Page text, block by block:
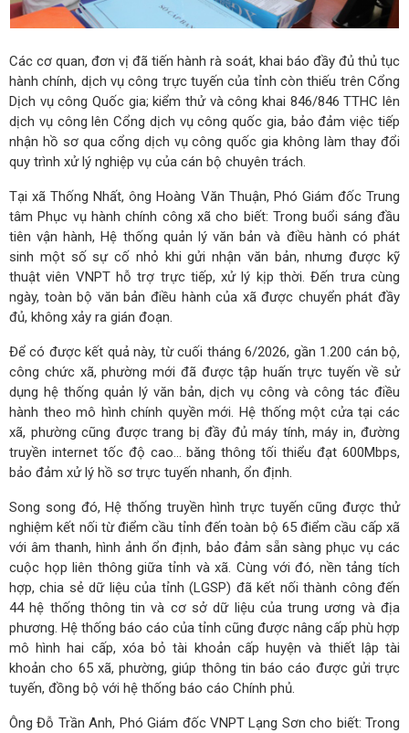
Các cơ quan, đơn vị đã tiến hành rà soát, khai báo đầy đủ thủ tục
hành chính, dịch vụ công trực tuyến của tỉnh còn thiếu trên Cổng
Dịch vụ công Quốc gia; kiểm thử và công khai 846/846 TTHC lên
dịch vụ công lên Cổng dịch vụ công quốc gia, bảo đảm việc tiếp
nhận hồ sơ qua cổng dịch vụ công quốc gia không làm thay đổi
quy trình xử lý nghiệp vụ của cán bộ chuyên trách.
Tại xã Thống Nhất, ông Hoàng Văn Thuận, Phó Giám đốc Trung
tâm Phục vụ hành chính công xã cho biết: Trong buổi sáng đầu
tiên vận hành, Hệ thống quản lý văn bản và điều hành có phát
sinh một số sự cố nhỏ khi gửi nhận văn bản, nhưng được kỹ
thuật viên VNPT hỗ trợ trực tiếp, xử lý kịp thời. Đến trưa cùng
ngày, toàn bộ văn bản điều hành của xã được chuyển phát đầy
đủ, không xảy ra gián đoạn.
Để có được kết quả này, từ cuối tháng 6/2026, gần 1.200 cán bộ,
công chức xã, phường mới đã được tập huấn trực tuyến về sử
dụng hệ thống quản lý văn bản, dịch vụ công và công tác điều
hành theo mô hình chính quyền mới. Hệ thống một cửa tại các
xã, phường cũng được trang bị đầy đủ máy tính, máy in, đường
truyền internet tốc độ cao… băng thông tối thiểu đạt 600Mbps,
bảo đảm xử lý hồ sơ trực tuyến nhanh, ổn định.
Song song đó, Hệ thống truyền hình trực tuyến cũng được thử
nghiệm kết nối từ điểm cầu tỉnh đến toàn bộ 65 điểm cầu cấp xã
với âm thanh, hình ảnh ổn định, bảo đảm sẵn sàng phục vụ các
cuộc họp liên thông giữa tỉnh và xã. Cùng với đó, nền tảng tích
hợp, chia sẻ dữ liệu của tỉnh (LGSP) đã kết nối thành công đến
44 hệ thống thông tin và cơ sở dữ liệu của trung ương và địa
phương. Hệ thống báo cáo của tỉnh cũng được nâng cấp phù hợp
mô hình hai cấp, xóa bỏ tài khoản cấp huyện và thiết lập tài
khoản cho 65 xã, phường, giúp thông tin báo cáo được gửi trực
tuyến, đồng bộ với hệ thống báo cáo Chính phủ.
Ông Đỗ Trần Anh, Phó Giám đốc VNPT Lạng Sơn cho biết: Trong